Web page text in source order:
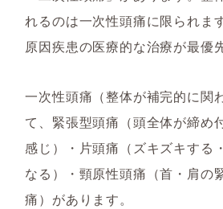
れるのは一次性頭痛に限られま
原因疾患の医療的な治療が最優
一次性頭痛（整体が補完的に関
て、緊張型頭痛（頭全体が締め
感じ）・片頭痛（ズキズキする
なる）・頸原性頭痛（首・肩の
痛）があります。